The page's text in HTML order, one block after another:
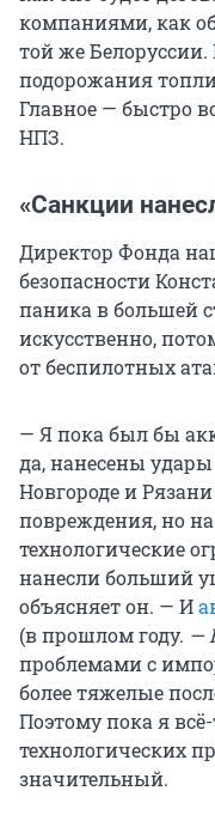
компаниями, как
той же Белоруссии.
подорожания
Главное — быстро
НПЗ.
«Санкции
Директор Фонда
безопасности
паника в большей
искусственно,
от беспилотных
— Я пока был бы
да, нанесены
Новгороде и
повреждения, но
технологические
нанесли больший
объясняет он. — И
(в прошлом году. —
проблемами с
более тяжелые
Поэтому пока я
технологических
значительный.